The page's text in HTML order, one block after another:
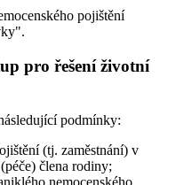
pojištění
pro řešení životní
podmínky:
(tj. zaměstnání) v
člena rodiny;
nemocenského